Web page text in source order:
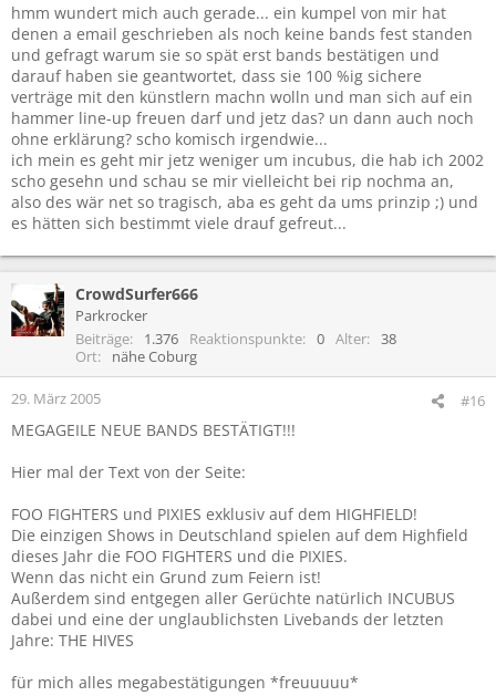
hmm wundert mich auch gerade... ein kumpel von mir hat
denen a email geschrieben als noch keine bands fest standen
und gefragt warum sie so spät erst bands bestätigen und
darauf haben sie geantwortet, dass sie 100 %ig sichere
verträge mit den künstlern machn wolln und man sich auf ein
hammer line-up freuen darf und jetz das? un dann auch noch
ohne erklärung? scho komisch irgendwie...
ich mein es geht mir jetz weniger um incubus, die hab ich 2002
scho gesehn und schau se mir vielleicht bei rip nochma an,
also des wär net so tragisch, aba es geht da ums prinzip ;) und
es hätten sich bestimmt viele drauf gefreut...
CrowdSurfer666
Parkrocker
Beiträge
1.376 Reaktionspunkte 0 Alter
38
Ort
nähe Coburg
29. März 2005 #16
MEGAGEILE NEUE BANDS BESTÄTIGT!!!
Hier mal der Text von der Seite:
FOO FIGHTERS und PIXIES exklusiv auf dem HIGHFIELD!
Die einzigen Shows in Deutschland spielen auf dem Highfield
dieses Jahr die FOO FIGHTERS und die PIXIES.
Wenn das nicht ein Grund zum Feiern ist!
Außerdem sind entgegen aller Gerüchte natürlich INCUBUS
dabei und eine der unglaublichsten Livebands der letzten
Jahre: THE HIVES
für mich alles megabestätigungen *freuuuuu*